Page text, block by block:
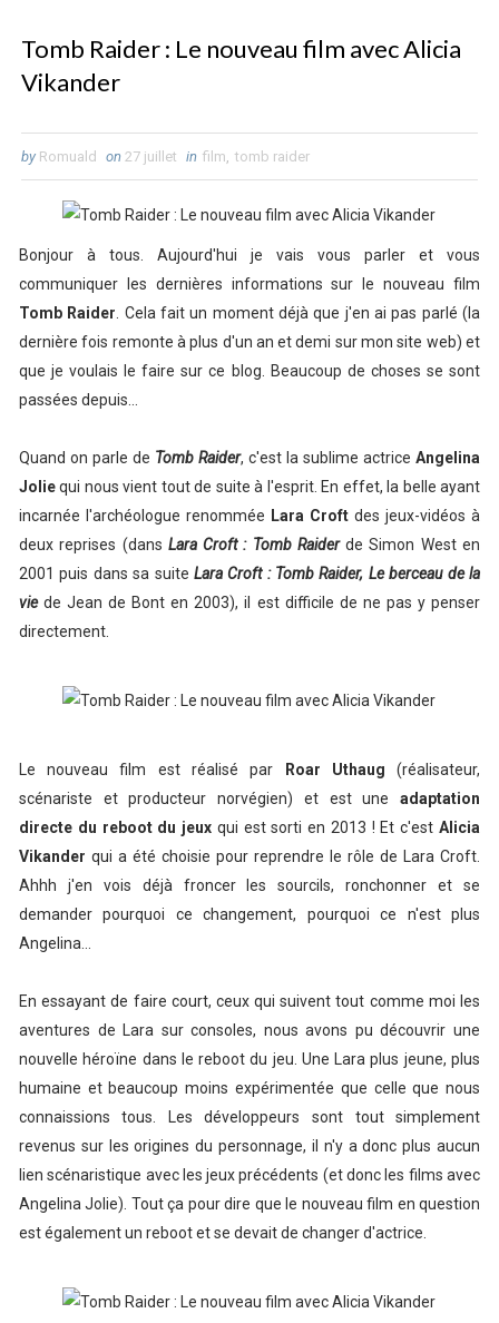
Tomb Raider : Le nouveau film avec Alicia
Vikander
by Romuald on 27 juillet in film, tomb raider
Bonjour à tous. Aujourd'hui je vais vous parler et vous
communiquer les dernières informations sur le nouveau film
Tomb Raider . Cela fait un moment déjà que j'en ai pas parlé (la
dernière fois remonte à plus d'un an et demi sur mon site web) et
que je voulais le faire sur ce blog. Beaucoup de choses se sont
passées depuis...
Quand on parle de Tomb Raider, c'est la sublime actriceAngelina
Joliequi nous vient tout de suite à l'esprit. En effet, la belle ayant
incarnée l'archéologue renommée Lara Croft des jeux-vidéos à
deux reprises (dans Lara Croft : Tomb Raiderde Simon West en
2001 puis dans sa suite Lara Croft : Tomb Raider, Le berceau de la
viede Jean de Bont en 2003), il est difficile de ne pas y penser
directement.
Le nouveau film est réalisé par Roar Uthaug (réalisateur,
scénariste et producteur norvégien) et est uneadaptation
directe du reboot du jeux qui est sorti en 2013 ! Et c'estAlicia
Vikander qui a été choisie pour reprendre le rôle de Lara Croft.
Ahhh j'en vois déjà froncer les sourcils, ronchonner et se
demander pourquoi ce changement, pourquoi ce n'est plus
Angelina...
En essayant de faire court, ceux qui suivent tout comme moi les
aventures de Lara sur consoles, nous avons pu découvrir une
nouvelle héroïne dans le reboot du jeu. Une Lara plus jeune, plus
humaine et beaucoup moins expérimentée que celle que nous
connaissions tous. Les développeurs sont tout simplement
revenus sur les origines du personnage, il n'y a donc plus aucun
lien scénaristique avec les jeux précédents (et donc les films avec
Angelina Jolie). Tout ça pour dire que le nouveau film en question
est également un reboot et se devait de changer d'actrice.